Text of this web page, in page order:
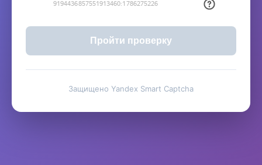
Пройти проверку
Защищено Yandex Smart Captcha